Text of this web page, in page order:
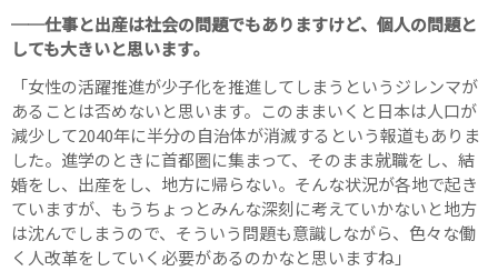
──仕事と出産は社会の問題でもありますけど、個人の問題と
しても大きいと思います。
「女性の活躍推進が少子化を推進してしまうというジレンマが
あることは否めないと思います。このままいくと日本は人口が
減少して2040年に半分の自治体が消滅するという報道もありま
した。進学のときに首都圏に集まって、そのまま就職をし、結
婚をし、出産をし、地方に帰らない。そんな状況が各地で起き
ていますが、もうちょっとみんな深刻に考えていかないと地方
は沈んでしまうので、そういう問題も意識しながら、色々な働
く人改革をしていく必要があるのかなと思いますね」